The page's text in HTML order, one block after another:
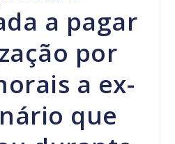
a pagar
por
a ex-
que